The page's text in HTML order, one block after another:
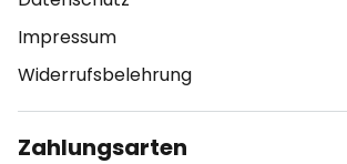
Impressum
Widerrufsbelehrung
Zahlungsarten